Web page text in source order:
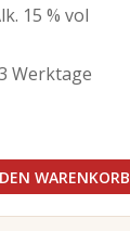
15 % vol
Werktage
WARENKORB